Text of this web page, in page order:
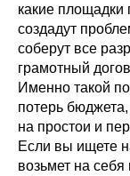
какие площадки
создадут
соберут все
грамотный
Именно такой
потерь бюджета,
на простои и
Если вы ищете
возьмет на